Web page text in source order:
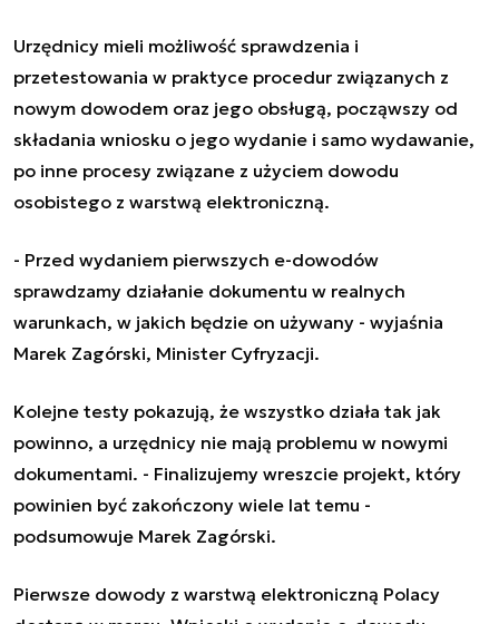
Urzędnicy mieli możliwość sprawdzenia i
przetestowania w praktyce procedur związanych z
nowym dowodem oraz jego obsługą, począwszy od
składania wniosku o jego wydanie i samo wydawanie,
po inne procesy związane z użyciem dowodu
osobistego z warstwą elektroniczną.
- Przed wydaniem pierwszych e-dowodów
sprawdzamy działanie dokumentu w realnych
warunkach, w jakich będzie on używany - wyjaśnia
Marek Zagórski, Minister Cyfryzacji.
Kolejne testy pokazują, że wszystko działa tak jak
powinno, a urzędnicy nie mają problemu w nowymi
dokumentami. - Finalizujemy wreszcie projekt, który
powinien być zakończony wiele lat temu -
podsumowuje Marek Zagórski.
Pierwsze dowody z warstwą elektroniczną Polacy